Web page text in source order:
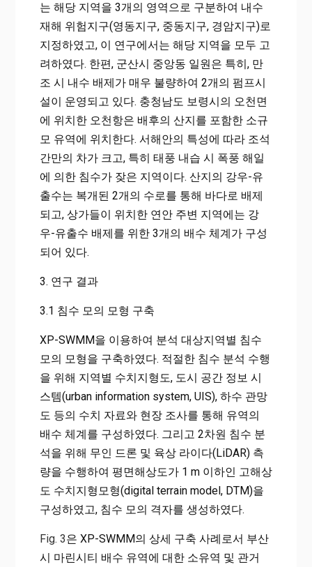
는 해당 지역을 3개의 영역으로 구분하여 내수
재해 위험지구(영동지구, 중동지구, 경암지구)로
지정하였고, 이 연구에서는 해당 지역을 모두 고
려하였다. 한편, 군산시 중앙동 일원은 특히, 만
조 시 내수 배제가 매우 불량하여 2개의 펌프시
설이 운영되고 있다. 충청남도 보령시의 오천면
에 위치한 오천항은 배후의 산지를 포함한 소규
모 유역에 위치한다. 서해안의 특성에 따라 조석
간만의 차가 크고, 특히 태풍 내습 시 폭풍 해일
에 의한 침수가 잦은 지역이다. 산지의 강우-유
출수는 복개된 2개의 수로를 통해 바다로 배제
되고, 상가들이 위치한 연안 주변 지역에는 강
우-유출수 배제를 위한 3개의 배수 체계가 구성
되어 있다.
3. 연구 결과
3.1 침수 모의 모형 구축
XP-SWMM을 이용하여 분석 대상지역별 침수
모의 모형을 구축하였다. 적절한 침수 분석 수행
을 위해 지역별 수치지형도, 도시 공간 정보 시
스템(urban information system, UIS), 하수 관망
도 등의 수치 자료와 현장 조사를 통해 유역의
배수 체계를 구성하였다. 그리고 2차원 침수 분
석을 위해 무인 드론 및 육상 라이다(LiDAR) 측
량을 수행하여 평면해상도가 1 m 이하인 고해상
도 수치지형모형(digital terrain model, DTM)을
구성하였고, 침수 모의 격자를 생성하였다.
Fig. 3은 XP-SWMM의 상세 구축 사례로서 부산
시 마린시티 배수 유역에 대한 소유역 및 관거